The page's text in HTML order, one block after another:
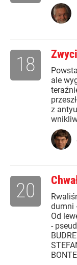
ale
z
18
dumni
Od
-
20